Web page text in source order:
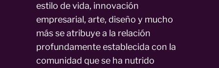
estilo de vida, innovación
empresarial, arte, diseño y mucho
más se atribuye a la relación
profundamente establecida con la
comunidad que se ha nutrido